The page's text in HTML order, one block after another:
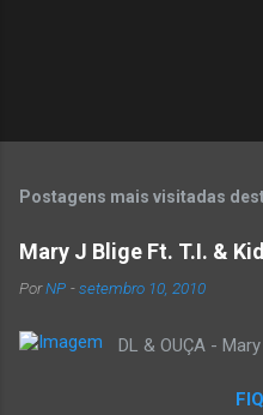
Postagens mais visitadas
Mary J Blige Ft. T.I. &
PorNP -setembro 10, 2010
DL & OUÇA -